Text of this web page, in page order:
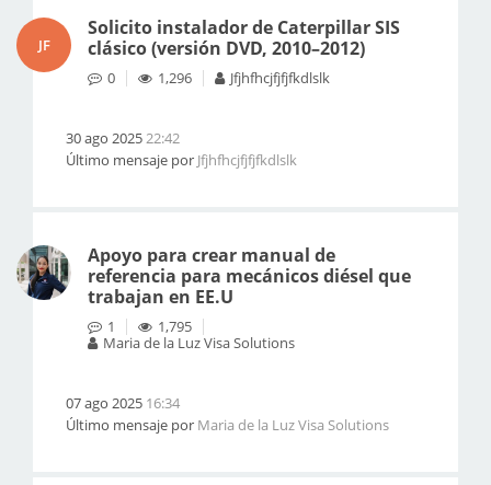
JF
Solicito instalador de Caterpillar SIS
clásico (versión DVD, 2010–2012)
0 1,296 Jfjhfhcjfjfjfkdlslk
30 ago 202522:42
Último mensaje por Jfjhfhcjfjfjfkdlslk
Apoyo para crear manual de
referencia para mecánicos diésel que
trabajan en EE.U
1
1,795
Maria de la Luz Visa Solutions
07 ago 2025 16:34
Último mensaje por Maria de la Luz Visa Solutions